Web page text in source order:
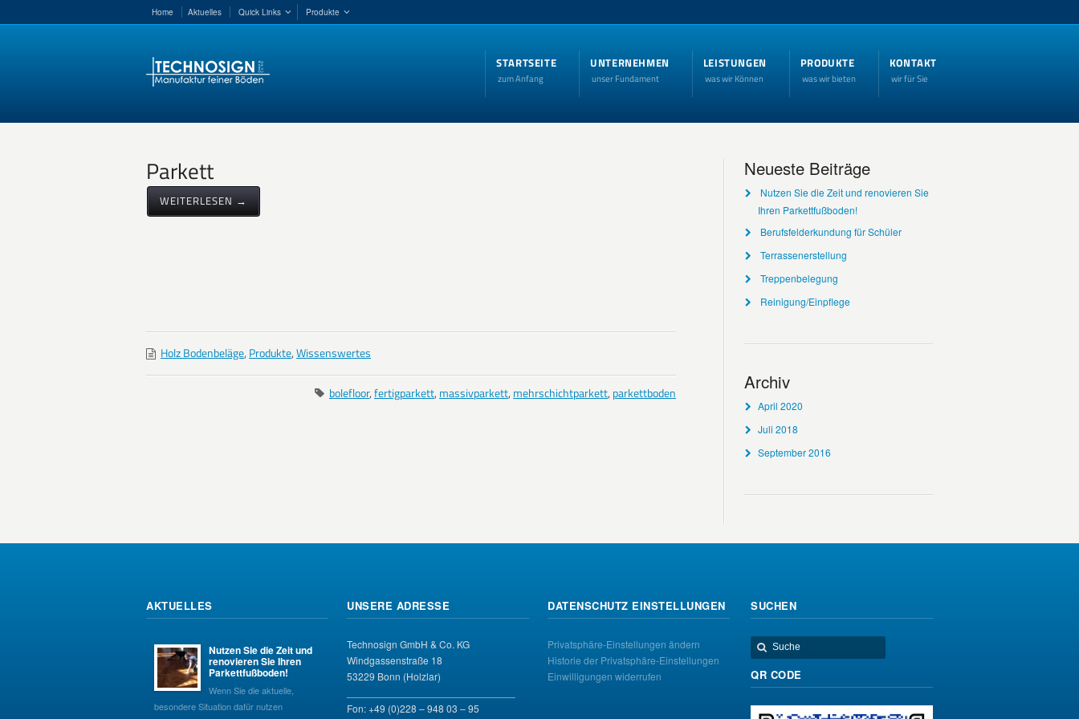
Home Aktuelles Quick Links Produkte
STARTSEITE
zum Anfang
UNTERNEHMEN
unser Fundament
LEISTUNGEN
was wir Können
PRODUKTE
was wir bieten
KONTAKT
wir für Sie
Parkett
WEITERLESEN →
Holz Bodenbeläge, Produkte,Wissenswertes
bolefloor,fertigparkett, massivparkett, mehrschichtparkett, parkettboden
Neueste Beiträge
Nutzen Sie die Zeit und renovieren Sie
Ihren Parkettfußboden!
Berufsfelderkundung für Schüler
Terrassenerstellung
Treppenbelegung
Reinigung/Einpflege
Archiv
April 2020
Juli 2018
September 2016
AKTUELLES
Nutzen Sie die Zeit und
renovieren Sie Ihren
Parkettfußboden!
Wenn Sie die aktuelle,
besondere Situation dafür nutzen
UNSERE ADRESSE
Technosign GmbH & Co. KG
Windgassenstraße 18
53229 Bonn (Holzlar)
Fon: +49 (0)228 – 948 03 – 95
DATENSCHUTZ EINSTELLUNGEN
Privatsphäre-Einstellungen ändern
Historie der Privatsphäre-Einstellungen
Einwilligungen widerrufen
SUCHEN
QR CODE